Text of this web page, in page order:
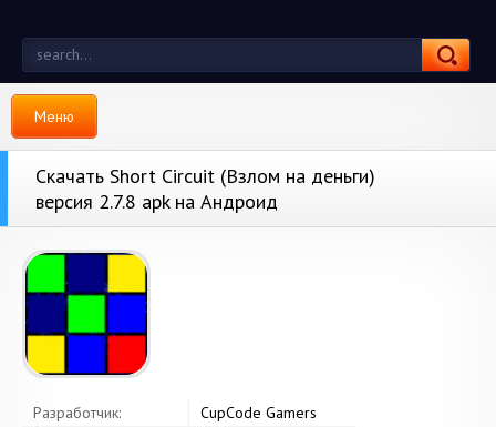
Меню
Скачать Short Circuit (Взлом на деньги)
версия 2.7.8 apk на Андроид
Разработчик:
CupCode Gamers